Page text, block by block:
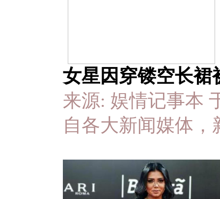
女星因穿镂空长裙
来源: 娱情记事本
自各大新闻媒体